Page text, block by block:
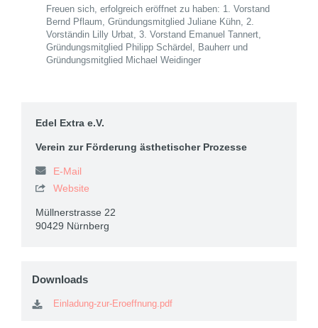
Freuen sich, erfolgreich eröffnet zu haben: 1. Vorstand
Bernd Pflaum, Gründungsmitglied Juliane Kühn, 2.
Vorständin Lilly Urbat, 3. Vorstand Emanuel Tannert,
Gründungsmitglied Philipp Schärdel, Bauherr und
Gründungsmitglied Michael Weidinger
Edel Extra e.V.
Verein zur Förderung ästhetischer Prozesse
E-Mail
 Website
Müllnerstrasse 22
90429 Nürnberg
Downloads
Einladung-zur-Eroeffnung.pdf